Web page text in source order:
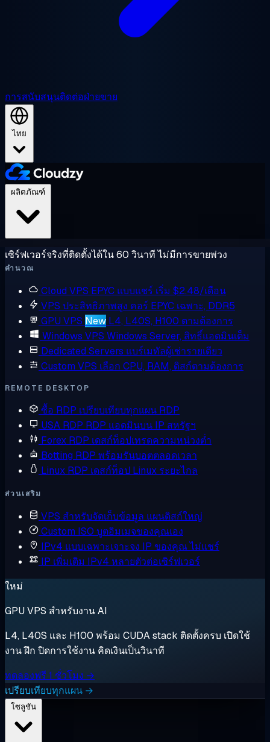
การสนับสนุนติดต่อฝ่ายขาย
ไทย
เซิร์ฟเวอร์จริงที่ติดตั้งได้ใน 60 วินาที ไม่มีการขายพ่วง
คำนวณ
Cloud VPS EPYC แบบแชร์ เริ่ม $2.48/เดือน
VPS ประสิทธิภาพสูง คอร์ EPYC เฉพาะ, DDR5
GPU VPS New L4, L40S, H100 ตามต้องการ
Windows VPS Windows Server, สิทธิ์แอดมินเต็ม
Dedicated Servers แบร์เมทัลผู้เช่ารายเดียว
Custom VPS เลือก CPU, RAM, ดิสก์ตามต้องการ
REMOTE DESKTOP
ซื้อ RDP เปรียบเทียบทุกแผน RDP
USA RDP RDP แอดมินบน IP สหรัฐฯ
Forex RDP เดสก์ท็อปเทรดความหน่วงต่ำ
Botting RDP พร้อมรันบอตตลอดเวลา
Linux RDP เดสก์ท็อป Linux ระยะไกล
ส่วนเสริม
VPS สำหรับจัดเก็บข้อมูล แผนดิสก์ใหญ่
Custom ISO บูตอิมเมจของคุณเอง
IPv4 แบบเฉพาะเจาะจง IP ของคุณ ไม่แชร์
IP เพิ่มเติม IPv4 หลายตัวต่อเซิร์ฟเวอร์
ใหม่
GPU VPS สำหรับงาน AI
L4, L40S และ H100 พร้อม CUDA stack ติดตั้งครบ เปิดใช้
งาน ฝึก ปิดการใช้งาน คิดเงินเป็นวินาที
ทดลองฟรี 1 ชั่วโมง →
เปรียบเทียบทุกแผน →